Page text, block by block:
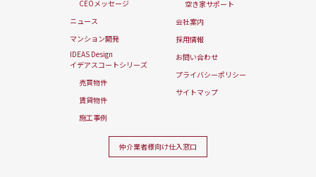
CEOメッセージ
ニュース
マンション開発
IDEAS Design
イデアスコートシリーズ
売買物件
賃貸物件
施工事例
空き家サポート
会社案内
採用情報
お問い合わせ
プライバシーポリシー
サイトマップ
仲介業者様向け仕入窓口